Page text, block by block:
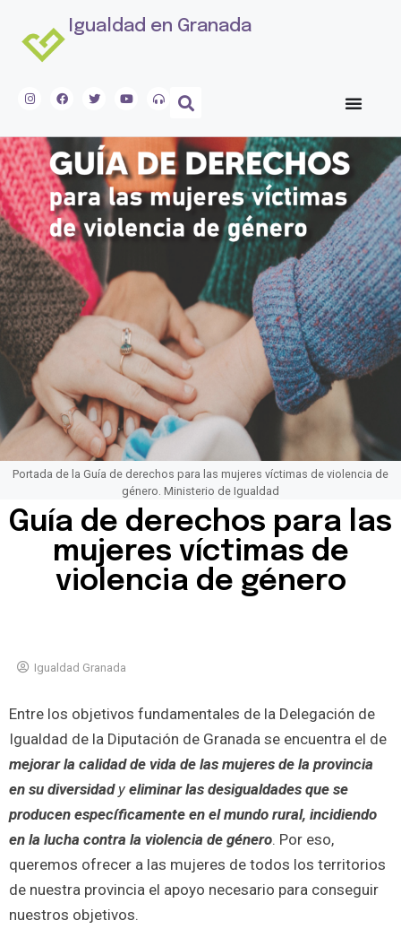
Igualdad en Granada
Portada de la Guía de derechos para las mujeres víctimas de violencia de
género. Ministerio de Igualdad
Guía de derechos para las
mujeres víctimas de
violencia de género
Igualdad Granada
Entre los objetivos fundamentales de la Delegación de
Igualdad de la Diputación de Granada se encuentra el de
mejorar la calidad de vida de las mujeres de la provincia
en su diversidad y eliminar las desigualdades que se
producen específicamente en el mundo rural, incidiendo
en la lucha contra la violencia de género. Por eso,
queremos ofrecer a las mujeres de todos los territorios
de nuestra provincia el apoyo necesario para conseguir
nuestros objetivos.